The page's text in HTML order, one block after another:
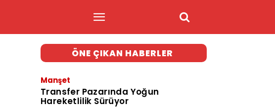
ÖNE ÇIKAN HABERLER
Manşet
Transfer Pazarında Yoğun
Hareketlilik Sürüyor